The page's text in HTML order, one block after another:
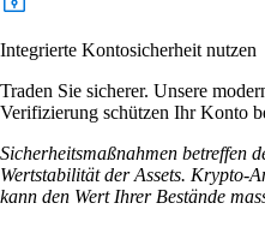
Integrierte Kontosicherheit nutzen
Traden Sie sicherer. Unsere
Verifizierung schützen Ihr Konto
Sicherheitsmaßnahmen betreffen
Wertstabilität der Assets. Krypto-
kann den Wert Ihrer Bestände